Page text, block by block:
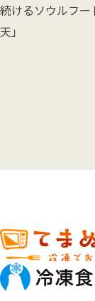
続けるソウルフ
天」